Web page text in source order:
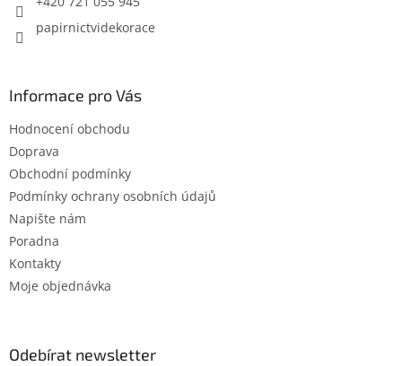
papirnictvidekorace
Informace pro Vás
Hodnocení obchodu
Doprava
Obchodní podmínky
Podmínky ochrany osobních údajů
Napište nám
Poradna
Kontakty
Moje objednávka
Odebírat newsletter